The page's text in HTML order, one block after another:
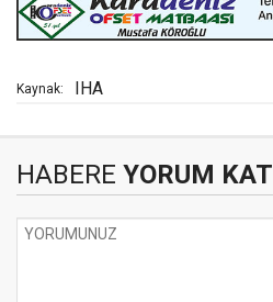
Kaynak: IHA
HABERE YORUM KAT